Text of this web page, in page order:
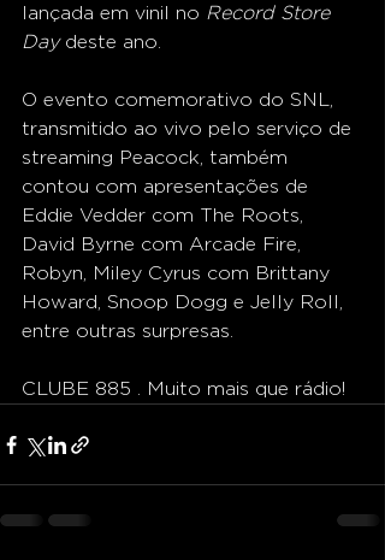
lançada em vinil no Record Store
Day deste ano.
O evento comemorativo do SNL,
transmitido ao vivo pelo serviço de
streaming Peacock, também
contou com apresentações de
Eddie Vedder com The Roots,
David Byrne com Arcade Fire,
Robyn, Miley Cyrus com Brittany
Howard, Snoop Dogg e Jelly Roll,
entre outras surpresas.
CLUBE 885 . Muito mais que rádio!